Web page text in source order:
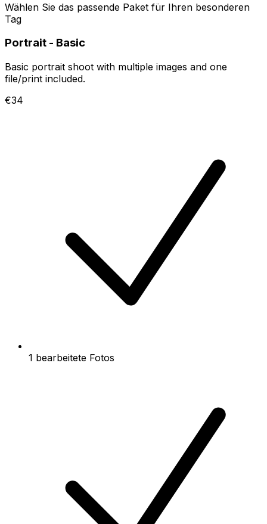
Wählen Sie das passende Paket für Ihren besonderen
Tag
Portrait - Basic
Basic portrait shoot with multiple images and one
file/print included.
€34
1 bearbeitete Fotos